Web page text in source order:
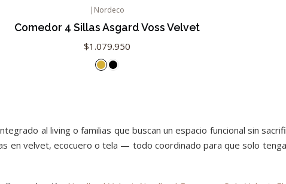
| Nordeco
Comedor 4 Sillas Asgard Voss Velvet
$1.079.950
al living o familias que buscan un espacio funcional sin
en velvet, ecocuero o tela — todo coordinado para que solo